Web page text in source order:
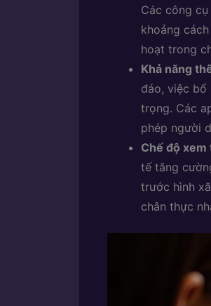
Các công
khoảng
hoạt trong
Khả năng
đáo, việc bổ
trọng. Các
phép người
Chế độ
tế tăng
trước hình
chân thực